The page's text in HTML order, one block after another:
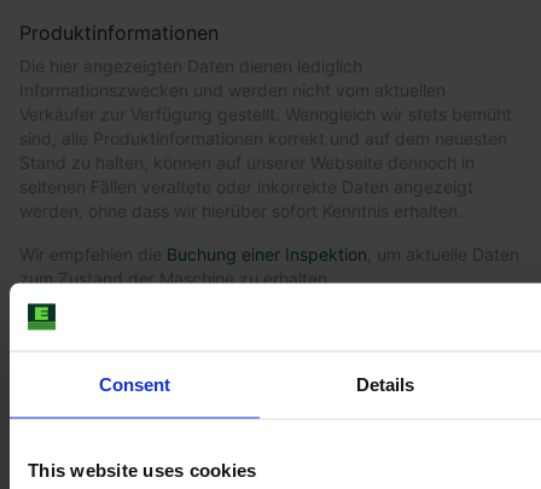
Consent Details
This website uses cookies
Produktinformationen
Die hier angezeigten Daten dienen lediglich
Informationszwecken und werden nicht vom aktuellen
Verkäufer zur Verfügung gestellt. Wenngleich wir stets bemüht
sind, alle Produktinformationen korrekt und auf dem neuesten
Stand zu halten, können auf unserer Webseite dennoch in
seltenen Fällen veraltete oder inkorrekte Daten angezeigt
werden, ohne dass wir hierüber sofort Kenntnis erhalten.
Wir empfehlen die Buchung einer Inspektion , um aktuelle Daten
zum Zustand der Maschine zu erhalten.
Ähnliche Traktor